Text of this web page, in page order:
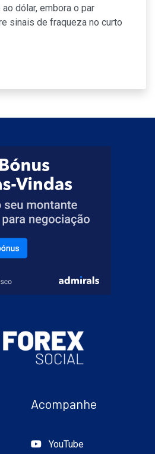
dólar, embora o par
sinais de fraqueza no curto
Acompanhe
YouTube